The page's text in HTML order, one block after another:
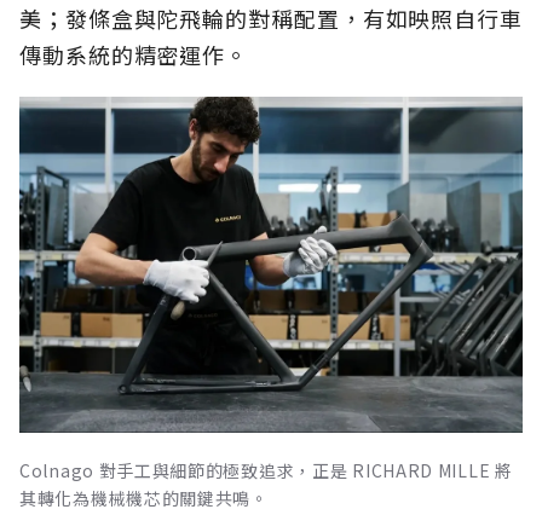
美；發條盒與陀飛輪的對稱配置，有如映照自行車
傳動系統的精密運作。
Colnago 對手工與細節的極致追求，正是 RICHARD MILLE 將
其轉化為機械機芯的關鍵共鳴。